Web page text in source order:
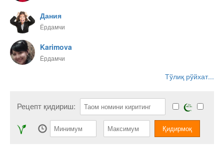
Дания
Ёрдамчи
Karimova
Ёрдамчи
Тўлиқ рўйхат...
Рецепт қидириш: